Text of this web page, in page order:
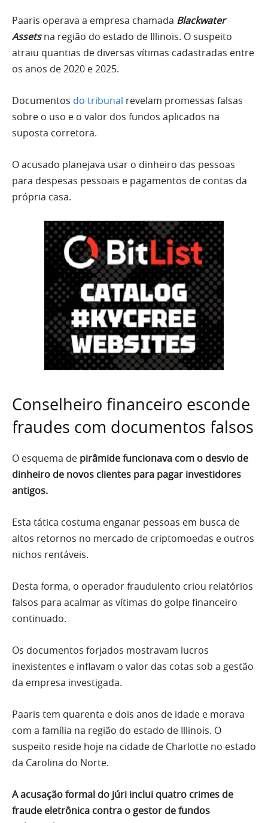
Paaris operava a empresa chamada Blackwater
Assetsna região do estado de Illinois. O suspeito
atraiu quantias de diversas vítimas cadastradas entre
os anos de 2020 e 2025.
Documentos do tribunal revelam promessas falsas
sobre o uso e o valor dos fundos aplicados na
suposta corretora.
O acusado planejava usar o dinheiro das pessoas
para despesas pessoais e pagamentos de contas da
própria casa.
Conselheiro financeiro esconde
fraudes com documentos falsos
O esquema de pirâmide funcionava com o desvio de
dinheiro de novos clientes para pagar investidores
antigos.
Esta tática costuma enganar pessoas em busca de
altos retornos no mercado de criptomoedas e outros
nichos rentáveis.
Desta forma, o operador fraudulento criou relatórios
falsos para acalmar as vítimas do golpe financeiro
continuado.
Os documentos forjados mostravam lucros
inexistentes e inflavam o valor das cotas sob a gestão
da empresa investigada.
Paaris tem quarenta e dois anos de idade e morava
com a família na região do estado de Illinois. O
suspeito reside hoje na cidade de Charlotte no estado
da Carolina do Norte.
A acusação formal do júri inclui quatro crimes de
fraude eletrônica contra o gestor de fundos